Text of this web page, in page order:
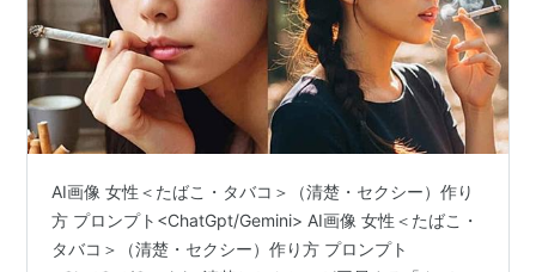
AI画像 女性＜たばこ・タバコ＞（清楚・セクシー）作り
方 プロンプト<ChatGpt/Gemini> AI画像 女性＜たばこ・
タバコ＞（清楚・セクシー）作り方 プロンプト